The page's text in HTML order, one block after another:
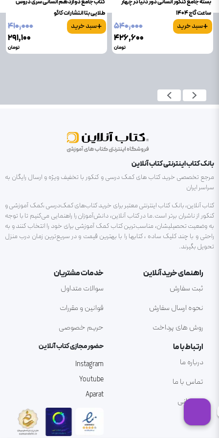
بسته جامع کنکور انسانی دور دنیا در چهار
ساعت گاج 1404
+سبد خرید
۵۴۰٬۰۰۰
۴۲۶٬۶۰۰
تومان
کتاب جامع دوازدهم انسانی سری دروس
طلایی بتا انتشارات کاگو
+سبد خرید
۴۱۰٬۰۰۰
۲۹۱٬۱۰۰
تومان
بانک کتاب اینترنتی کتاب آنلاین
مرجع تخصصی خرید کتاب های کمک درسی و کنکور با تخفیف ویژه و ارسال رایگان به
سراسر ایران
کتاب آنلاین، بانک کتاب اینترنتی معتبر برای خرید کتاب‌های کمک‌درسی ،کمک آموزشی و
کنکور از ناشران برتر است.ما در کتاب آنلاین، دانش‌آموزان را راهنمایی می‌کنیم تا با توجه
به وضعیت تحصیلیشان، مناسب‌ترین کتاب کمک آموزشی برای خود را انتخاب کنند و به
راحتی و با چند کلیک ساده ، کتابها را با بهترین قیمت و در سریع‌ترین زمان درب منزل
تحویل بگیرند.
راهنمای خرید آنلاین
ثبت سفارش
نحوه ارسال سفارش
روش های پرداخت
خدمات مشتریان
سوالات متداول
قوانین و مقررات
حریم خصوصی
ارتباط با ما
درباره ما
تماس با ما
پشتیبانی
حضور مجازی کتاب آنلاین
Instagram
Youtube
Aparat